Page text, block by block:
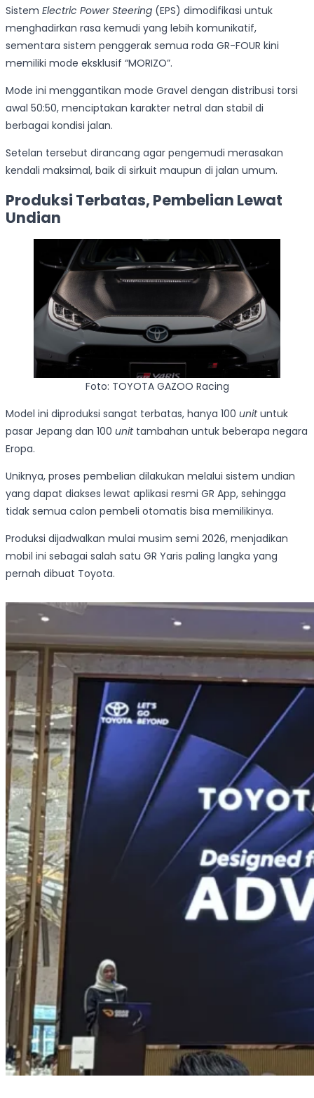
Sistem Electric Power Steering (EPS) dimodifikasi untuk
menghadirkan rasa kemudi yang lebih komunikatif,
sementara sistem penggerak semua roda GR-FOUR kini
memiliki mode eksklusif “MORIZO”.
Mode ini menggantikan mode Gravel dengan distribusi torsi
awal 50:50, menciptakan karakter netral dan stabil di
berbagai kondisi jalan.
Setelan tersebut dirancang agar pengemudi merasakan
kendali maksimal, baik di sirkuit maupun di jalan umum.
Produksi Terbatas, Pembelian Lewat
Undian
Foto: TOYOTA GAZOO Racing
Model ini diproduksi sangat terbatas, hanya 100 unituntuk
pasar Jepang dan 100 unittambahan untuk beberapa negara
Eropa.
Uniknya, proses pembelian dilakukan melalui sistem undian
yang dapat diakses lewat aplikasi resmi GR App, sehingga
tidak semua calon pembeli otomatis bisa memilikinya.
Produksi dijadwalkan mulai musim semi 2026, menjadikan
mobil ini sebagai salah satu GR Yaris paling langka yang
pernah dibuat Toyota.